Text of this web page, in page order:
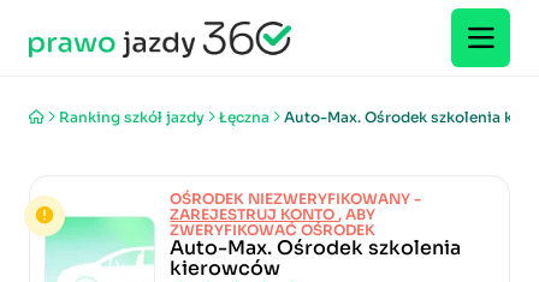
Ranking szkół jazdy Łęczna Auto-Max. Ośrodek szkolenia
OŚRODEK NIEZWERYFIKOWANY -
ZAREJESTRUJ KONTO , ABY
ZWERYFIKOWAĆ OŚRODEK
Auto-Max. Ośrodek szkolenia
kierowców